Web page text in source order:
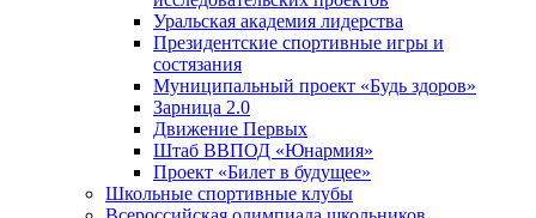
Уральская академия лидерства
Президентские спортивные игры и
состязания
Муниципальный проект «Будь здоров»
Зарница 2.0
Движение Первых
Штаб ВВПОД «Юнармия»
Проект «Билет в будущее»
Школьные спортивные клубы